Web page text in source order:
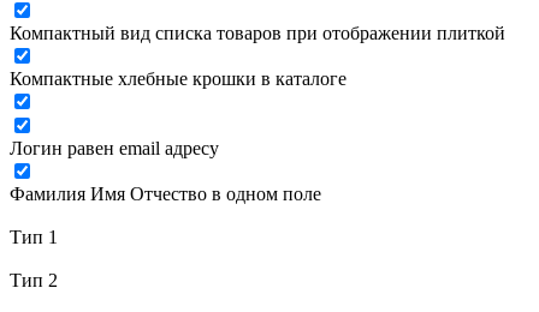
Компактный вид списка товаров при отображении плиткой
Компактные хлебные крошки в каталоге
Логин равен email адресу
Фамилия Имя Отчество в одном поле
Тип 1
Тип 2